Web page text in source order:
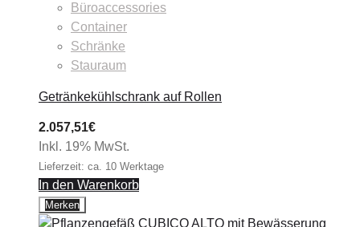
Büroaccessories
Container
Schränke
Stauraum
Getränkekühlschrank auf Rollen
2.057,51€
Inkl. 19% MwSt.
Lieferzeit: ca. 10 Werktage
In den Warenkorb
Merken